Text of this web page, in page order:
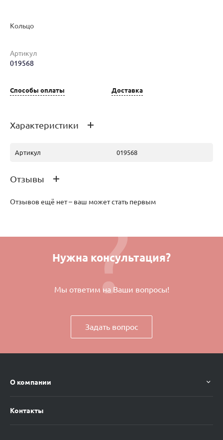
Наименование товара
Кольцо
Артикул
019568
Способы оплаты Доставка
Характеристики
Артикул 019568
Отзывы
Отзывов ещё нет – ваш может стать первым
Нужна консультация?
Мы ответим на Ваши вопросы!
Задать вопрос
О компании
Контакты